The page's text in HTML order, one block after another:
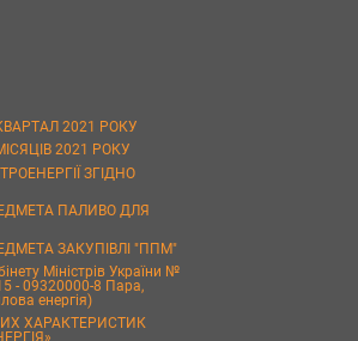
2021 РОКУ
2021 РОКУ
ЗГІДНО
ПАЛИВО ДЛЯ
ЗАКУПІВЛІ "ППМ"
Міністрів України №
- 09320000-8 Пара,
енергія)
ХАРАКТЕРИСТИК